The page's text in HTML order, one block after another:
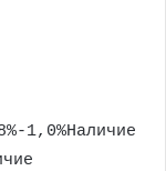
1,0%Наличие